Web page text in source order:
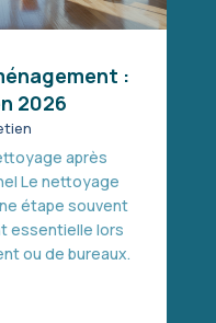
:
2026
après
Le nettoyage
étape souvent
essentielle lors
ou de bureaux.